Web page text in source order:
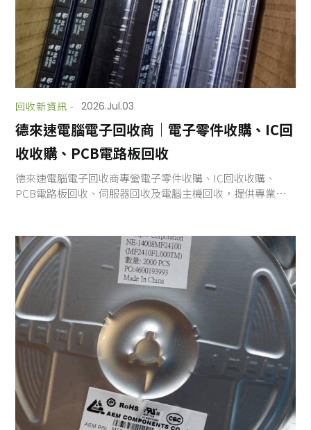
回收新資訊 - 2026.Jul.03
德來速電腦電子回收商｜電子零件收購、IC回
收收購、PCB電路板回收
德來速電腦電子回收商專營電子零件收購、IC回收收購、
PCB電路板回收、伺服器回收及電腦主機回收，提供專業估